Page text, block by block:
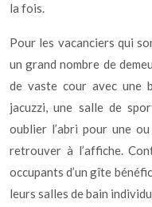
la fois.
Pour les vacanciers qui
un grand nombre de
de vaste cour avec une
jacuzzi, une salle de
oublier l’abri pour une
retrouver à l’affiche.
occupants d’un gîte
leurs salles de bain